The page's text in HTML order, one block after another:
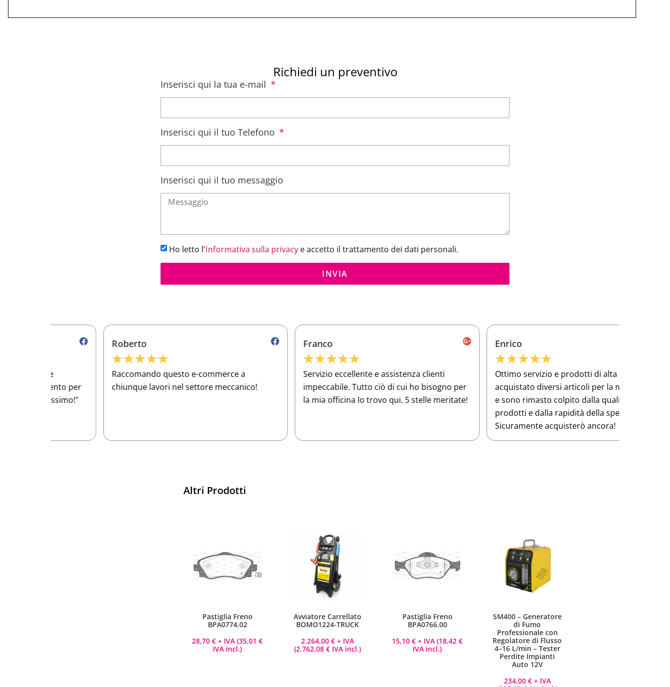
Richiedi un preventivo
Inserisci qui la tua e-mail
Inserisci qui il tuo Telefono
Inserisci qui il tuo messaggio
Ho letto l'Informativa sulla privacye accetto il trattamento dei dati personali.
INVIA
Roberto
★
Raccomando questo e-commerce a
chiunque lavori nel settore meccanico!
Franco
★
Servizio eccellente e assistenza clienti
impeccabile. Tutto ciò di cui ho bisogno per
la mia officina lo trovo qui. 5 stelle meritate!
Enrico
★
Ottimo servizio e prodotti di alta qualità Ho
acquistato diversi articoli per la mia officina
e sono rimasto colpito dalla qualità dei
prodotti e dalla rapidità della spedizione.
Sicuramente acquisterò ancora!
Altri Prodotti
Pastiglia Freno
BPA0774.02
28,70€ + IVA (35,01€
IVA incl.)
Avviatore Carrellato
BOMO1224-TRUCK
2.264,00 €+ IVA
(2.762,08 €IVA incl.)
Pastiglia Freno
BPA0766.00
15,10€ + IVA (18,42€
IVA incl.)
SM400 – Generatore
di Fumo
Professionale con
Regolatore di Flusso
4–16 L/min – Tester
Perdite Impianti
Auto 12V
234,00 €+ IVA